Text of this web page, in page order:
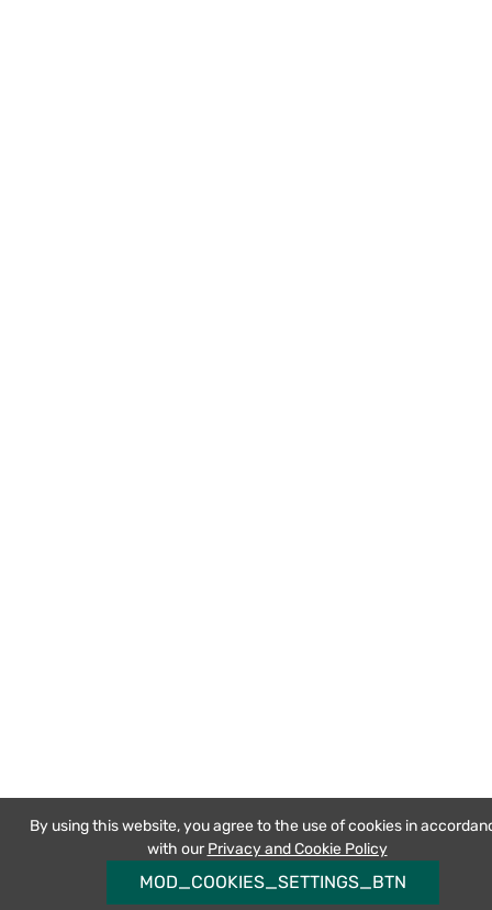
By using this website, you agree to the use of cookies in
with our Privacy and Cookie Policy
MOD_COOKIES_SETTINGS_BTN